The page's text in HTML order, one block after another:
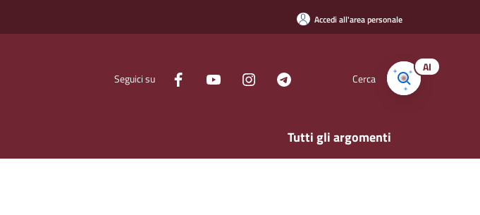
Accedi all'area personale
Seguici su Cerca
AI
Tutti gli argomenti